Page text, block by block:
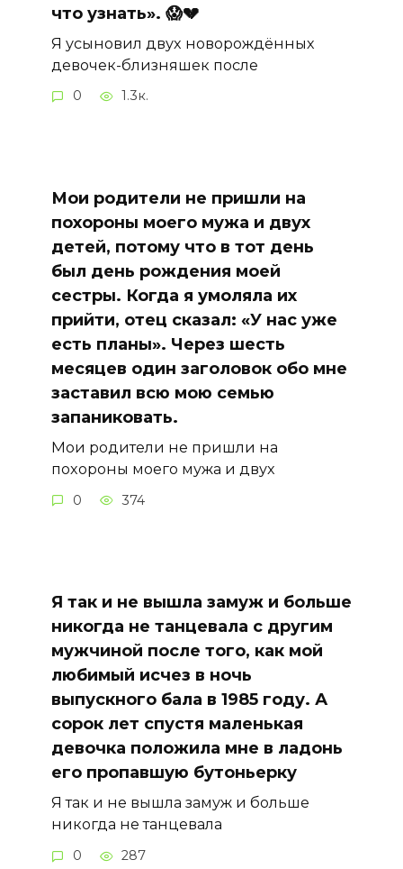
что узнать». 😱💔
Я усыновил двух новорождённых
девочек-близняшек после
0 1.3к.
Мои родители не пришли на
похороны моего мужа и двух
детей, потому что в тот день
был день рождения моей
сестры. Когда я умоляла их
прийти, отец сказал: «У нас уже
есть планы». Через шесть
месяцев один заголовок обо мне
заставил всю мою семью
запаниковать.
Мои родители не пришли на
похороны моего мужа и двух
0 374
Я так и не вышла замуж и больше
никогда не танцевала с другим
мужчиной после того, как мой
любимый исчез в ночь
выпускного бала в 1985 году. А
сорок лет спустя маленькая
девочка положила мне в ладонь
его пропавшую бутоньерку
Я так и не вышла замуж и больше
никогда не танцевала
0 287